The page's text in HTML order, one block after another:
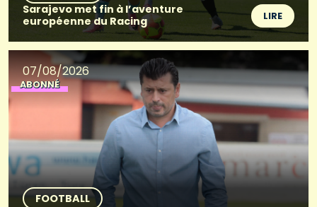
Sarajevo met fin à l’aventure
européenne du Racing
LIRE
07/08/2026
ABONNÉ
FOOTBALL